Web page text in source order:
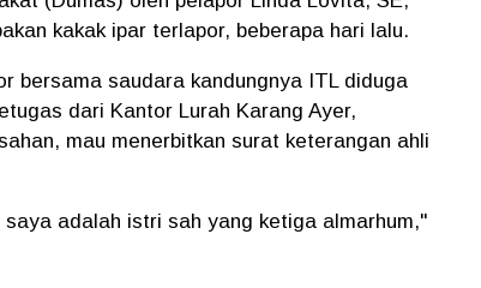
kakak ipar terlapor, beberapa hari lalu.
bersama saudara kandungnya ITL diduga
dari Kantor Lurah Karang Ayer,
mau menerbitkan surat keterangan ahli
adalah istri sah yang ketiga almarhum,"